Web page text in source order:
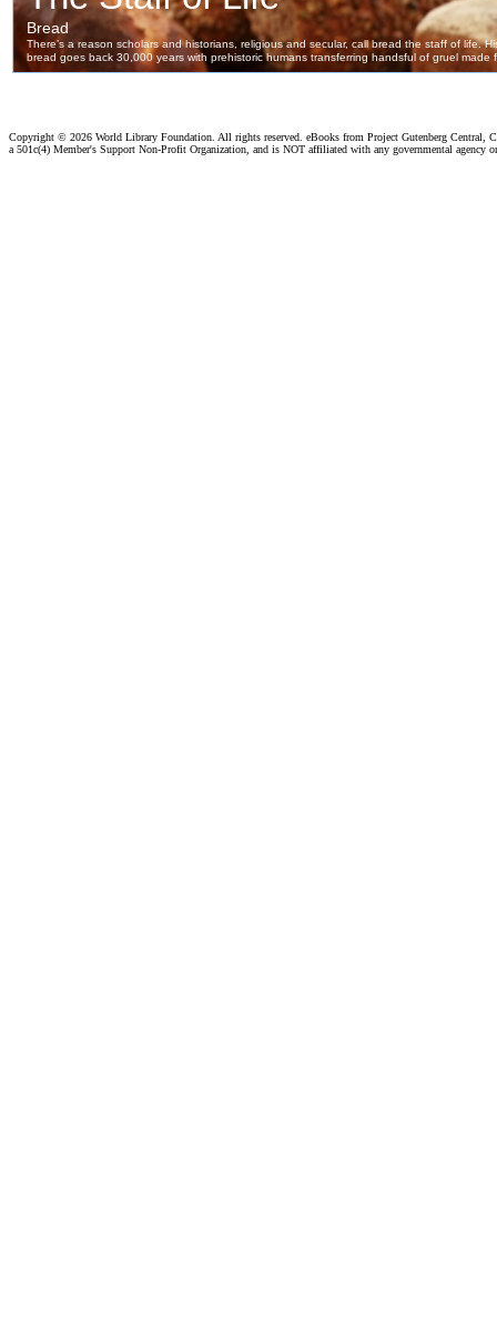
Copyright © 2026 World Library Foundation. All rights reserved. eBooks from Project Gutenberg Central,
a 501c(4) Member's Support Non-Profit Organization, and is NOT affiliated with any governmental agency